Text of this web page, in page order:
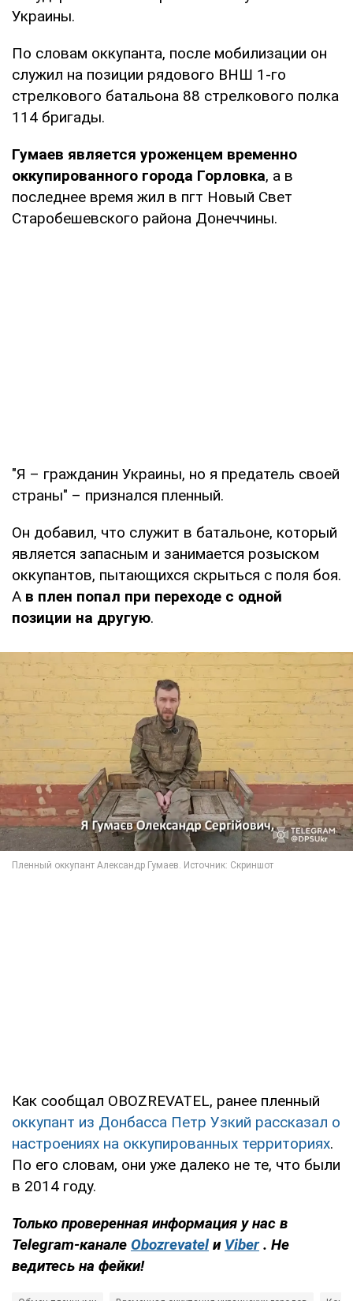
Украины.
По словам оккупанта, после мобилизации он
служил на позиции рядового ВНШ 1-го
стрелкового батальона 88 стрелкового полка
114 бригады.
Гумаев является уроженцем временно
оккупированного города Горловка, а в
последнее время жил в пгт Новый Свет
Старобешевского района Донеччины.
"Я – гражданин Украины, но я предатель своей
страны" – признался пленный.
Он добавил, что служит в батальоне, который
является запасным и занимается розыском
оккупантов, пытающихся скрыться с поля боя.
А в плен попал при переходе с одной
позиции на другую.
Как сообщал OBOZREVATEL, ранее пленный
оккупант из Донбасса Петр Узкий рассказал о
настроениях на оккупированных территориях.
По его словам, они уже далеко не те, что были
в 2014 году.
Только проверенная информация у нас в
Telegram-канале Obozrevatel и Viber . Не
ведитесь на фейки!